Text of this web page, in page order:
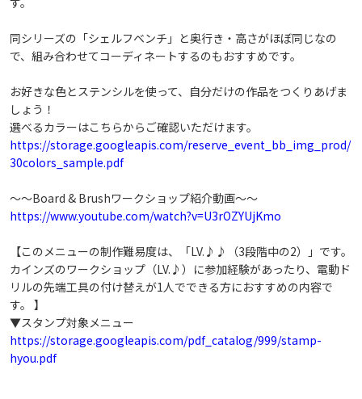
同シリーズの「シェルフベンチ」と奥行き・高さがほぼ同じなの
で、組み合わせてコーディネートするのもおすすめです。
お好きな色とステンシルを使って、自分だけの作品をつくりあげま
しょう！
選べるカラーはこちらからご確認いただけます。
https://storage.googleapis.com/reserve_event_bb_img_prod/
30colors_sample.pdf
～～Board & Brushワークショップ紹介動画～～
https://www.youtube.com/watch?v=U3rOZYUjKmo
【このメニューの制作難易度は、「LV.♪♪（3段階中の2）」です。
カインズのワークショップ（LV.♪）に参加経験があったり、電動ド
リルの先端工具の付け替えが1人でできる方におすすめの内容で
す。 】
▼スタンプ対象メニュー
https://storage.googleapis.com/pdf_catalog/999/stamp-
hyou.pdf